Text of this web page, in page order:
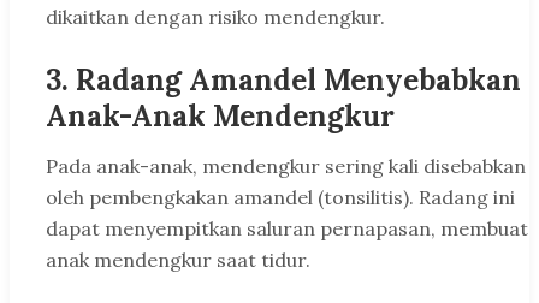
dikaitkan dengan risiko mendengkur.
3. Radang Amandel Menyebabkan
Anak-Anak Mendengkur
Pada anak-anak, mendengkur sering kali disebabkan
oleh pembengkakan amandel (tonsilitis). Radang ini
dapat menyempitkan saluran pernapasan, membuat
anak mendengkur saat tidur.